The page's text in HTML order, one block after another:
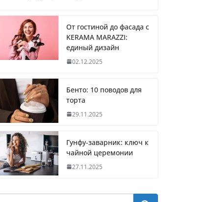
От гостиной до фасада с
KERAMA MARAZZI:
единый дизайн
02.12.2025
Бенто: 10 поводов для
торта
29.11.2025
Гунфу-заварник: ключ к
чайной церемонии
27.11.2025